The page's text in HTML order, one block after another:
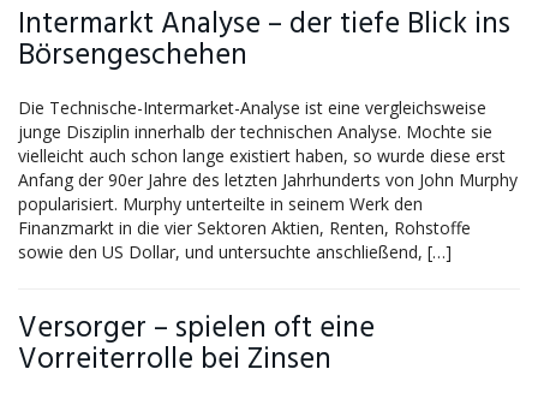
Intermarkt Analyse – der tiefe Blick ins
Börsengeschehen
Die Technische-Intermarket-Analyse ist eine vergleichsweise
junge Disziplin innerhalb der technischen Analyse. Mochte sie
vielleicht auch schon lange existiert haben, so wurde diese erst
Anfang der 90er Jahre des letzten Jahrhunderts von John Murphy
popularisiert. Murphy unterteilte in seinem Werk den
Finanzmarkt in die vier Sektoren Aktien, Renten, Rohstoffe
sowie den US Dollar, und untersuchte anschließend, […]
Versorger – spielen oft eine
Vorreiterrolle bei Zinsen